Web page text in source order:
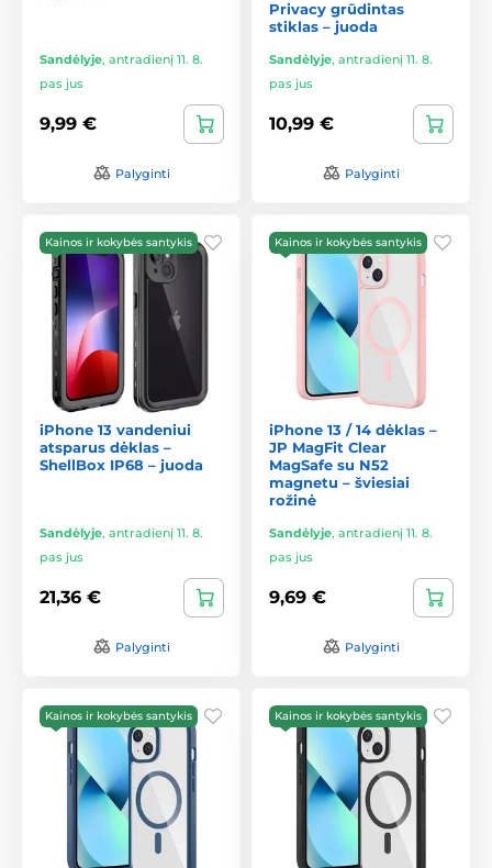
Sandėlyje, antradienį 11. 8.
pas jus
9,99 €
Palyginti
Privacy grūdintas
stiklas – juoda
Sandėlyje, antradienį 11. 8.
pas jus
10,99 €
Palyginti
Kainos ir kokybės santykis
iPhone 13 vandeniui
atsparus dėklas –
ShellBox IP68 – juoda
Sandėlyje, antradienį 11. 8.
pas jus
21,36 €
Palyginti
Kainos ir kokybės santykis
iPhone 13 / 14 dėklas –
JP MagFit Clear
MagSafe su N52
magnetu – šviesiai
rožinė
Sandėlyje, antradienį 11. 8.
pas jus
9,69 €
Palyginti
Kainos ir kokybės santykis Kainos ir kokybės santykis